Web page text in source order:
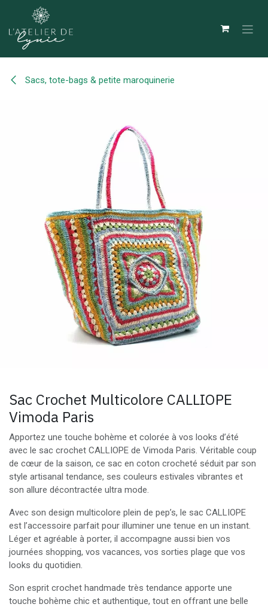
Se rendre au contenu
Sacs, tote-bags & petite maroquinerie
Sac Crochet Multicolore CALLIOPE
Vimoda Paris
Apportez une touche bohème et colorée à vos looks d’été
avec le sac crochet CALLIOPE de Vimoda Paris. Véritable coup
de cœur de la saison, ce sac en coton crocheté séduit par son
style artisanal tendance, ses couleurs estivales vibrantes et
son allure décontractée ultra mode.
Avec son design multicolore plein de pep’s, le sac CALLIOPE
est l’accessoire parfait pour illuminer une tenue en un instant.
Léger et agréable à porter, il accompagne aussi bien vos
journées shopping, vos vacances, vos sorties plage que vos
looks du quotidien.
Son esprit crochet handmade très tendance apporte une
touche bohème chic et authentique, tout en offrant une belle